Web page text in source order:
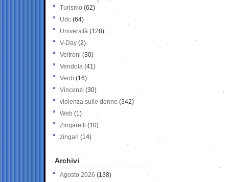
Turismo (62)
Udc (64)
Università (128)
V-Day (2)
Veltroni (30)
Vendola (41)
Verdi (16)
Vincenzi (30)
violenza sulle donne (342)
Web (1)
Zingaretti (10)
zingari (14)
Archivi
Agosto 2026 (138)